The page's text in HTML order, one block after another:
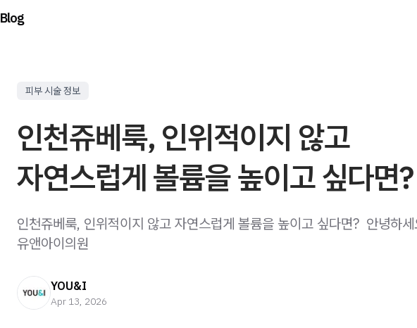
Blog
피부 시술 정보
인천쥬베룩, 인위적이지 않고
자연스럽게 볼륨을 높이고 싶다면?
인천쥬베룩, 인위적이지 않고 자연스럽게 볼륨을 높이고 싶다면? ​ 안녕하
유앤아이의원
YOU&I
Apr 13, 2026